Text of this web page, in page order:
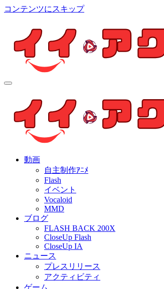
コンテンツにスキップ
個人制作アニメを中心とした動画紹介ブログ
動画
自主制作ｱﾆﾒ
Flash
イベント
Vocaloid
MMD
ブログ
FLASH BACK 200X
CloseUp Flash
CloseUp IA
ニュース
プレスリリース
アクティビティ
ゲーム